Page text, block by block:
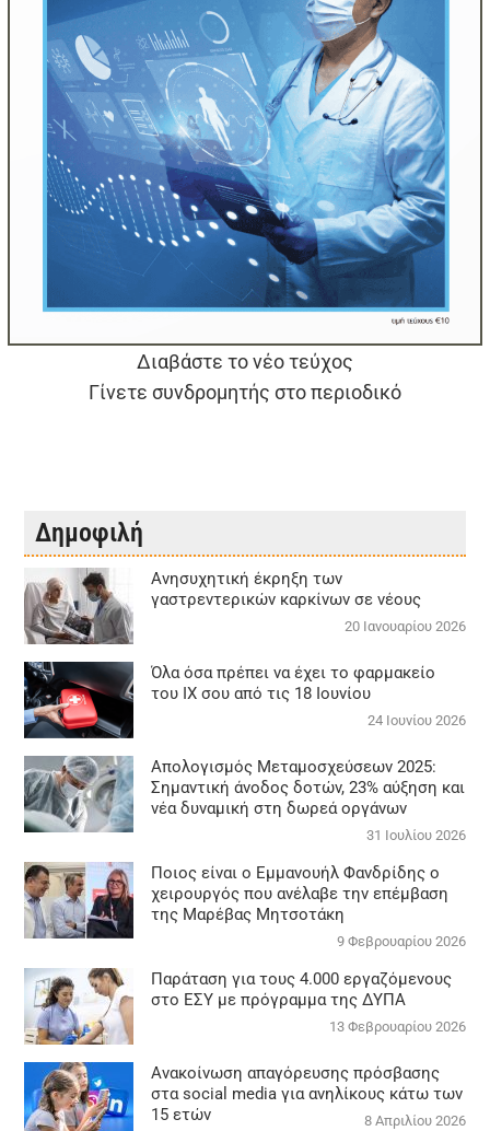
Διαβάστε το νέο τεύχος
Γίνετε συνδρομητής στο περιοδικό
Δημοφιλή
Aνησυχητική έκρηξη των
γαστρεντερικών καρκίνων σε νέους
20 Ιανουαρίου 2026
Όλα όσα πρέπει να έχει το φαρμακείο
του ΙΧ σου από τις 18 Ιουνίου
24 Ιουνίου 2026
Απολογισμός Μεταμοσχεύσεων 2025:
Σημαντική άνοδος δοτών, 23% αύξηση και
νέα δυναμική στη δωρεά οργάνων
31 Ιουλίου 2026
Ποιος είναι ο Εμμανουήλ Φανδρίδης ο
χειρουργός που ανέλαβε την επέμβαση
της Μαρέβας Μητσοτάκη
9 Φεβρουαρίου 2026
Παράταση για τους 4.000 εργαζόμενους
στο ΕΣΥ με πρόγραμμα της ΔΥΠΑ
13 Φεβρουαρίου 2026
Ανακοίνωση απαγόρευσης πρόσβασης
στα social media για ανηλίκους κάτω των
15 ετών
8 Απριλίου 2026